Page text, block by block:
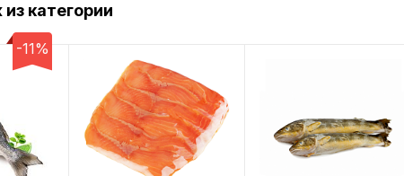
категории
-11%